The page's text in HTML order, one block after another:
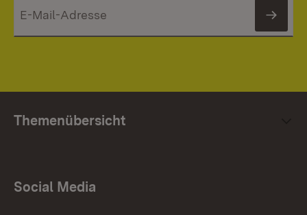
Themenübersicht
Social Media